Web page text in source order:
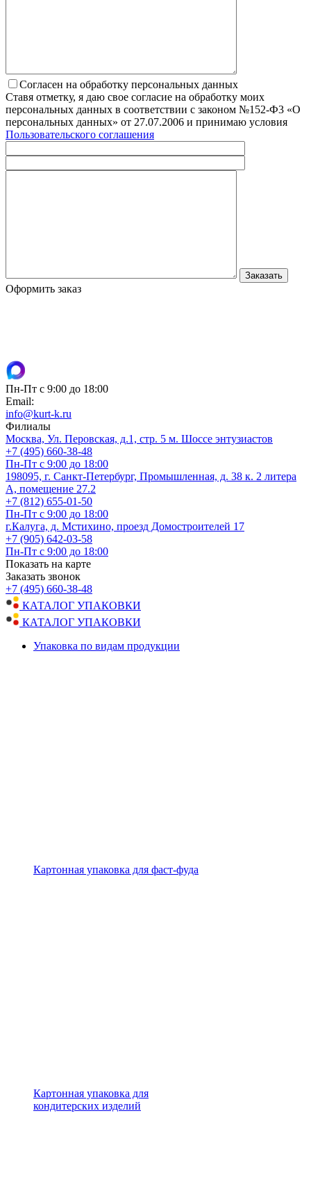
Согласен на обработку персональных данных
Ставя отметку, я даю свое согласие на обработку моих
персональных данных в соответствии с законом №152-Ф3 «О
персональных данных» от 27.07.2006 и принимаю условия
Пользовательского соглашения
Оформить заказ
Пн-Пт с 9:00 до 18:00
Email:
info@kurt-k.ru
Филиалы
Москва, Ул. Перовская, д.1, стр. 5 м. Шоссе энтузиастов
+7 (495) 660-38-48
Пн-Пт с 9:00 до 18:00
198095, г. Санкт-Петербург, Промышленная, д. 38 к. 2 литера
А, помещение 27.2
+7 (812) 655-01-50
Пн-Пт с 9:00 до 18:00
г.Калуга, д. Мстихино, проезд Домостроителей 17
+7 (905) 642-03-58
Пн-Пт с 9:00 до 18:00
Показать на карте
Заказать звонок
+7 (495) 660-38-48
КАТАЛОГ УПАКОВКИ
КАТАЛОГ УПАКОВКИ
Упаковка по видам продукции
Картонная упаковка для фаст-фуда
Картонная упаковка для
кондитерских изделий